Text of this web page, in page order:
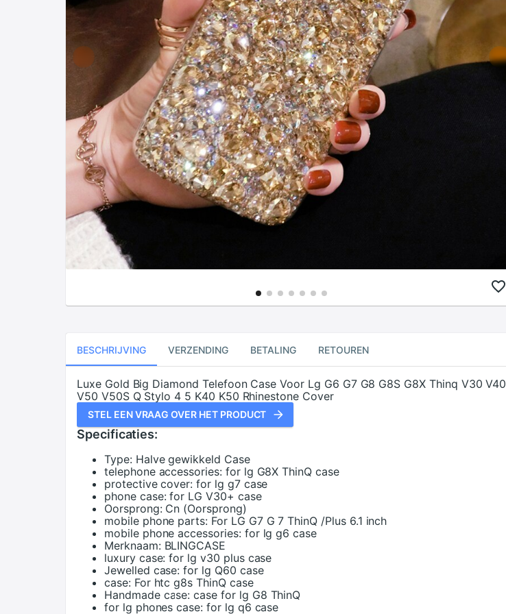
BESCHRIJVING VERZENDING BETALING RETOUREN
Luxe Gold Big Diamond Telefoon Case Voor Lg G6 G7 G8 G8S G8X Thinq V30 V40
V50 V50S Q Stylo 4 5 K40 K50 Rhinestone Cover
STEL EEN VRAAG OVER HET PRODUCT
Specificaties:
Type: Halve gewikkeld Case
telephone accessories: for lg G8X ThinQ case
protective cover: for lg g7 case
phone case: for LG V30+ case
Oorsprong: Cn (Oorsprong)
mobile phone parts: For LG G7 G 7 ThinQ /Plus 6.1 inch
mobile phone accessories: for lg g6 case
Merknaam: BLINGCASE
luxury case: for lg v30 plus case
Jewelled case: for lg Q60 case
case: For htc g8s ThinQ case
Handmade case: case for lg G8 ThinQ
for lg phones case: for lg q6 case